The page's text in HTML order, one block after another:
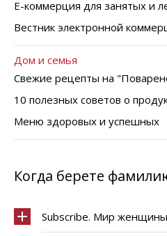
Е-коммерция для занятых и
Вестник электронной
Дом и семья
Свежие рецепты на
10 полезных советов о
Меню здоровых и успешных
Когда берете
Subscribe. Мир женщины